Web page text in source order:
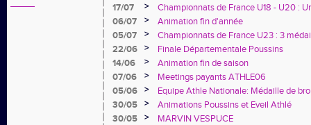
17/07
>
Championnats de France U18 - U20 :
promesses
06/07 >
Animation fin d'année
05/07
>
Championnats de France U23 : 3
22/06
>
Finale Départementale Poussins
14/06
>
Animation fin de saison
07/06
>
Meetings payants ATHLE06
05/06
>
Equipe Athle Nationale: Médaille de
30/05
>
Animations Poussins et Eveil Athlé
30/05
>
MARVIN VESPUCE